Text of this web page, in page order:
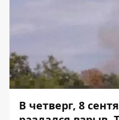
В четверг, 8